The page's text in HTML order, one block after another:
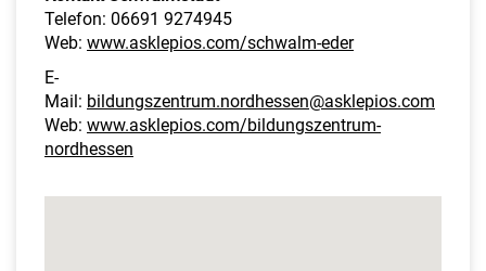
Telefon: 06691 9274945
Web: www.asklepios.com/schwalm-eder
E-
Mail: bildungszentrum.nordhessen@asklepios.com
Web: www.asklepios.com/bildungszentrum-
nordhessen